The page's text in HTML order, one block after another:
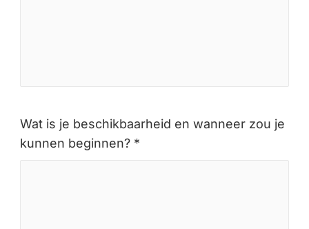
Wat is je beschikbaarheid en wanneer zou je
kunnen beginnen? *